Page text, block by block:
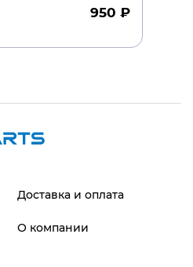
950 ₽
Доставка и оплата
О компании